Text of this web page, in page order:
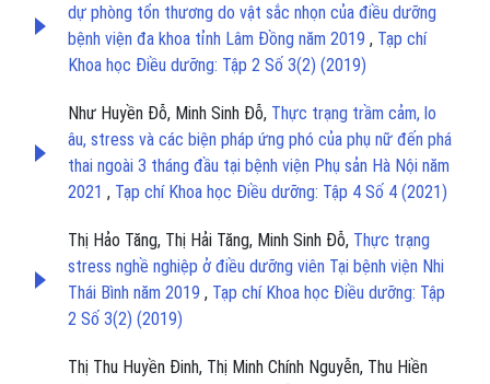
dự phòng tổn thương do vật sắc nhọn của điều dưỡng
bệnh viện đa khoa tỉnh Lâm Đồng năm 2019 , Tạp chí
Khoa học Điều dưỡng: Tập 2 Số 3(2) (2019)
Như Huyền Đỗ, Minh Sinh Đỗ, Thực trạng trầm cảm, lo
âu, stress và các biện pháp ứng phó của phụ nữ đến phá
thai ngoài 3 tháng đầu tại bệnh viện Phụ sản Hà Nội năm
2021 , Tạp chí Khoa học Điều dưỡng: Tập 4 Số 4 (2021)
Thị Hảo Tăng, Thị Hải Tăng, Minh Sinh Đỗ, Thực trạng
stress nghề nghiệp ở điều dưỡng viên Tại bệnh viện Nhi
Thái Bình năm 2019 , Tạp chí Khoa học Điều dưỡng: Tập
2 Số 3(2) (2019)
Thị Thu Huyền Đinh, Thị Minh Chính Nguyễn, Thu Hiền